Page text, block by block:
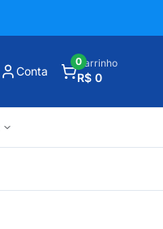
Conta
Carrinho
R$ 0
0